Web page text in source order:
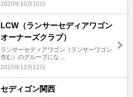
2020年10月10日
LCW（ランサーセディアワゴン
オーナーズクラブ）
ランサーセディアワゴン（ランサーワゴン
含む）のグループにな ...
2015年12月12日
セディゴン関西